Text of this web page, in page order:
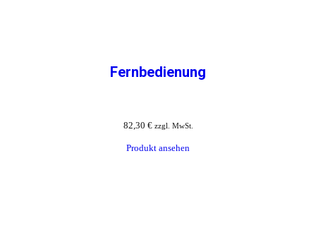
Fernbedienung
82,30 € zzgl. MwSt.
Produkt ansehen